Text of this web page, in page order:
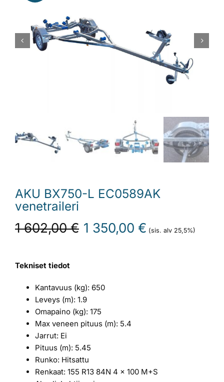
Valmistajat
AKU BX750-L EC0589AK
venetraileri
1 602,00€ Alkuperäinen
hinta
1 350,00 € hinta
(sis. alv 25,5%)
Tekniset tiedot
Kantavuus (kg): 650
Leveys (m): 1.9
Omapaino (kg): 175
Max veneen pituus (m): 5.4
Jarrut: Ei
Pituus (m): 5.45
Runko: Hitsattu
Renkaat: 155 R13 84N 4 x 100 M+S